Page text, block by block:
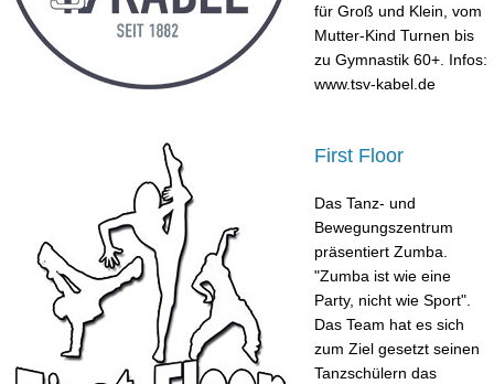
für Groß und Klein, vom
Mutter-Kind Turnen bis
zu Gymnastik 60+. Infos:
www.tsv-kabel.de
First Floor
Das Tanz- und
Bewegungszentrum
präsentiert Zumba.
"Zumba ist wie eine
Party, nicht wie Sport".
Das Team hat es sich
zum Ziel gesetzt seinen
Tanzschülern das